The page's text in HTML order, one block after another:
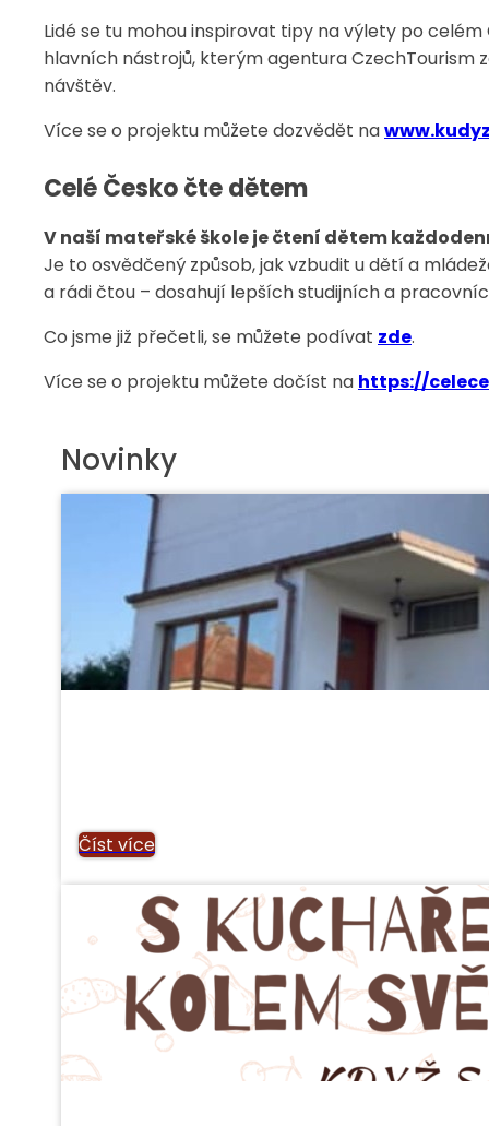
Lidé se tu mohou inspirovat tipy na výlety po
hlavních nástrojů, kterým agentura CzechTourism
návštěv.
Více se o projektu můžete dozvědět na
Celé Česko čte dětem
V naší mateřské škole je čtení dětem
Je to osvědčený způsob, jak vzbudit u dětí a
a rádi čtou – dosahují lepších studijních a
Co jsme již přečetli, se můžete podívat zde.
Více se o projektu můžete dočíst na https://
Novinky
Číst více